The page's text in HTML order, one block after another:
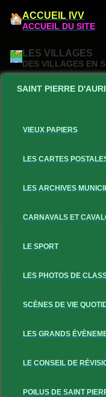
ACCUEIL IVV
ACCUEIL DU SITE
LES VILLAGES
DES VILLAGES EN
SAINT PIERRE
VIEUX PAPIERS
LES CARTES
LES ARCHIVES
CARNAVALS ET
LE SPORT
LES PHOTOS DE
SCÈNES DE VIE
LES GRANDS
LE CONSEIL DE
POILUS DE SAINT